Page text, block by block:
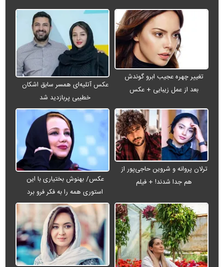
تغییر چهره عجیب ابرو گوندش
بعد از عمل زیبایی + عکس
عکس آتلیه‌ای همسر سابق اشکان
خطیبی پربازدید شد
ترلان پروانه و شروین حاجی‌پور از
هم جدا شدند! + فیلم
عکس/ بهنوش بختیاری با این
استوری همه را به فکر فرو برد